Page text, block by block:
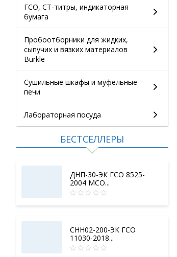
ГСО, СТ-титры, индикаторная
бумага
Пробоотборники для жидких,
сыпучих и вязких материалов
Burkle
Сушильные шкафы и муфельные
печи
Лабораторная посуда
БЕСТСЕЛЛЕРЫ
ДНП-30-ЭК ГСО 8525-
2004 МСО...
СНН02-200-ЭК ГСО
11030-2018...